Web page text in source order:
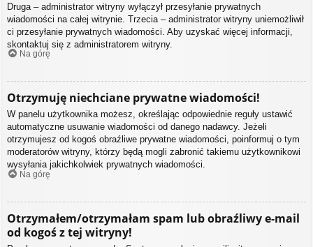
Druga – administrator witryny wyłączył przesyłanie prywatnych
wiadomości na całej witrynie. Trzecia – administrator witryny uniemożliwił
ci przesyłanie prywatnych wiadomości. Aby uzyskać więcej informacji,
skontaktuj się z administratorem witryny.
Na górę
Otrzymuję niechciane prywatne wiadomości!
W panelu użytkownika możesz, określając odpowiednie reguły ustawić
automatyczne usuwanie wiadomości od danego nadawcy. Jeżeli
otrzymujesz od kogoś obraźliwe prywatne wiadomości, poinformuj o tym
moderatorów witryny, którzy będą mogli zabronić takiemu użytkownikowi
wysyłania jakichkolwiek prywatnych wiadomości.
Na górę
Otrzymałem/otrzymałam spam lub obraźliwy e-mail
od kogoś z tej witryny!